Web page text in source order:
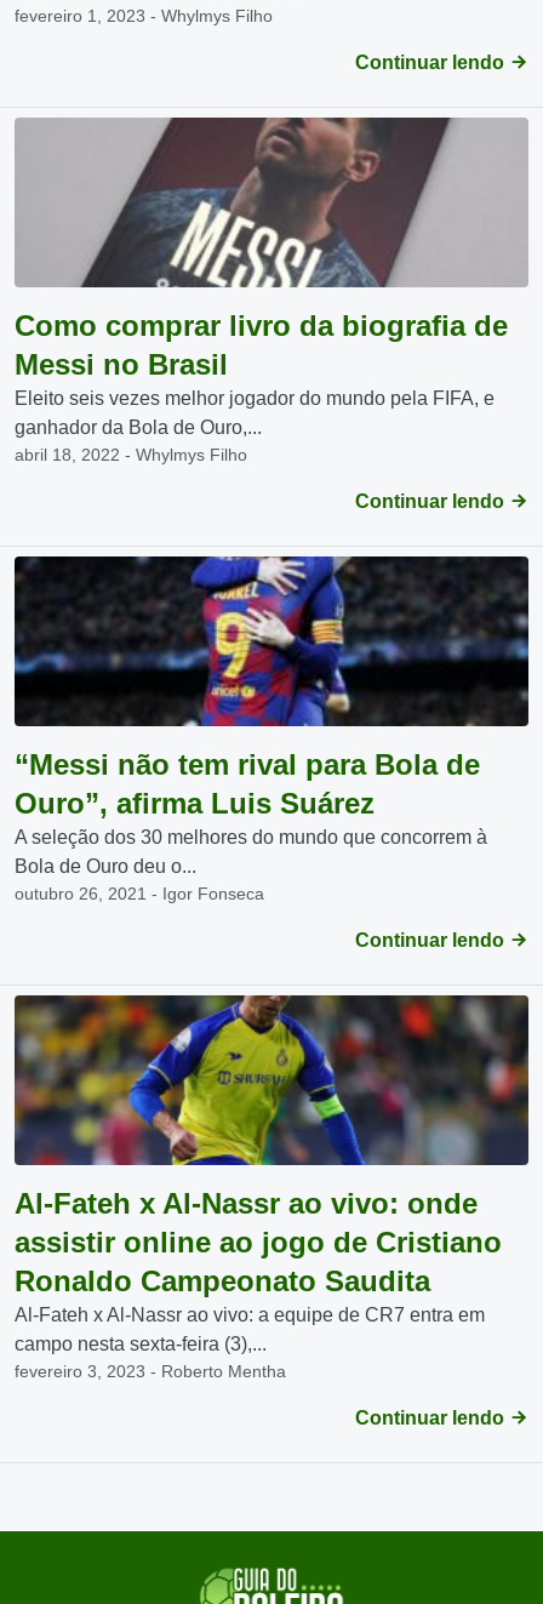
fevereiro 1, 2023 - Whylmys Filho
Continuar lendo
Como comprar livro da biografia de
Messi no Brasil
Eleito seis vezes melhor jogador do mundo pela FIFA, e
ganhador da Bola de Ouro,...
abril 18, 2022 - Whylmys Filho
Continuar lendo
“Messi não tem rival para Bola de
Ouro”, afirma Luis Suárez
A seleção dos 30 melhores do mundo que concorrem à
Bola de Ouro deu o...
outubro 26, 2021 - Igor Fonseca
Continuar lendo
Al-Fateh x Al-Nassr ao vivo: onde
assistir online ao jogo de Cristiano
Ronaldo Campeonato Saudita
Al-Fateh x Al-Nassr ao vivo: a equipe de CR7 entra em
campo nesta sexta-feira (3),...
fevereiro 3, 2023 - Roberto Mentha
Continuar lendo